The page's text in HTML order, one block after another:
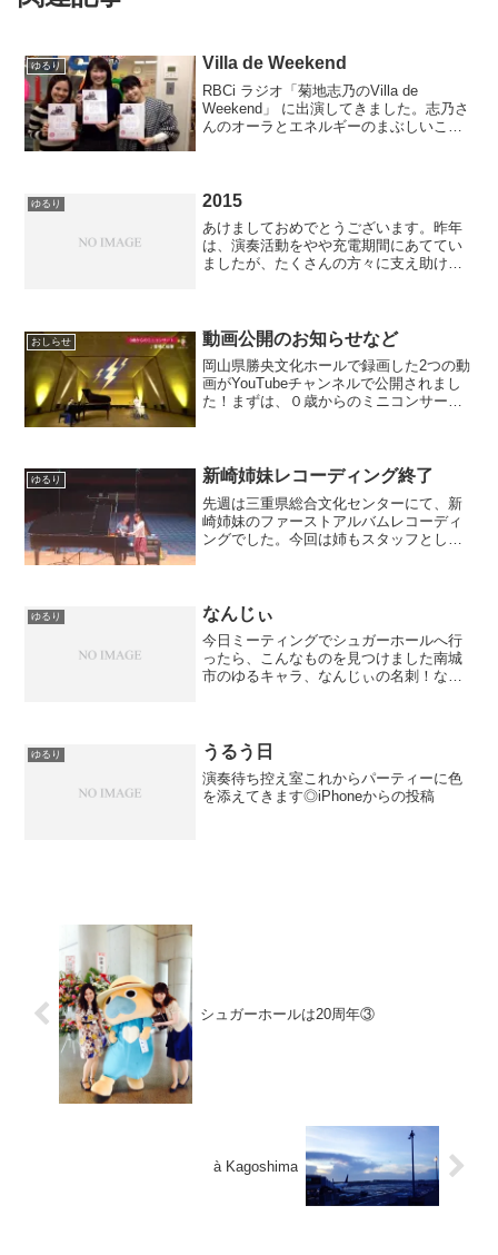
ゆるり Villa de Weekend
RBCi ラジオ「菊地志乃のVilla de
Weekend」 に出演してきました。志乃さ
んのオーラとエネルギーのまぶしいこ
ト...
ゆるり 2015
あけましておめでとうございます。昨年
は、演奏活動をやや充電期間にあててい
ましたが、たくさんの方々に支え助けら
に、大胆に、爆進して...
おしらせ 動画公開のお知らせなど
岡山県勝央文化ホールで録画した2つの動
画がYouTubeチャンネルで公開されまし
た！まずは、０歳からのミニコンサート
シックVol...
ゆるり 新崎姉妹レコーディング終了
先週は三重県総合文化センターにて、新
崎姉妹のファーストアルバムレコーディ
ングでした。今回は姉もスタッフとして
器選びやセッティングなど...
ゆるり なんじぃ
今日ミーティングでシュガーホールへ行
ったら、こんなものを見つけました南城
市のゆるキャラ、なんじぃの名刺！なん
るキャラってそんなに好き...
ゆるり うるう日
演奏待ち控え室これからパーティーに色
を添えてきます◎iPhoneからの投稿
シュガーホールは20周年③
à Kagoshima